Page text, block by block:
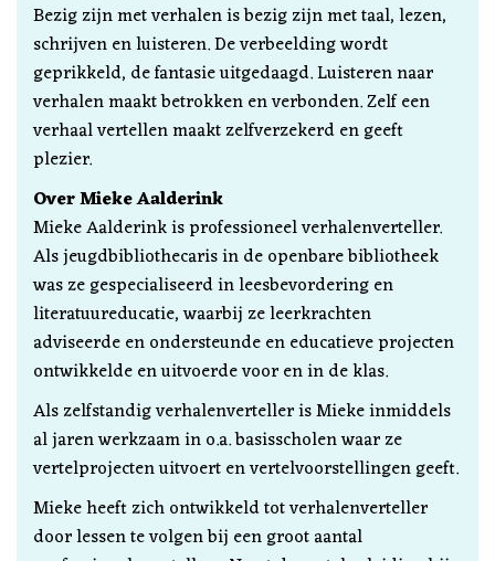
Bezig zijn met verhalen is bezig zijn met taal, lezen,
schrijven en luisteren. De verbeelding wordt
geprikkeld, de fantasie uitgedaagd. Luisteren naar
verhalen maakt betrokken en verbonden. Zelf een
verhaal vertellen maakt zelfverzekerd en geeft
plezier.
Over Mieke Aalderink
Mieke Aalderink is professioneel verhalenverteller.
Als jeugdbibliothecaris in de openbare bibliotheek
was ze gespecialiseerd in leesbevordering en
literatuureducatie, waarbij ze leerkrachten
adviseerde en ondersteunde en educatieve projecten
ontwikkelde en uitvoerde voor en in de klas.
Als zelfstandig verhalenverteller is Mieke inmiddels
al jaren werkzaam in o.a. basisscholen waar ze
vertelprojecten uitvoert en vertelvoorstellingen geeft.
Mieke heeft zich ontwikkeld tot verhalenverteller
door lessen te volgen bij een groot aantal